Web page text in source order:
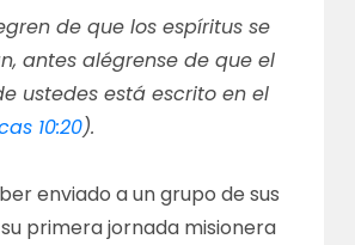
de que los espíritus se
antes alégrense de que el
ustedes está escrito en el
10:20).
enviado a un grupo de sus
primera jornada misionera